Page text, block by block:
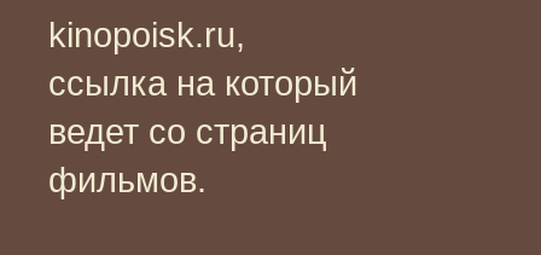
kinopoisk.ru,
ссылка на который
ведет со страниц
фильмов.